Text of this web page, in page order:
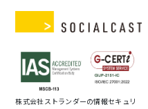
株式会社ストランダーの情報セキュリ